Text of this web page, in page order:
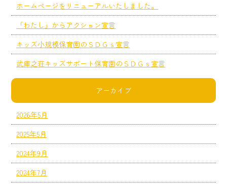
ホームページをリニューアルいたしました。
「わたし」からアクション宣言
キッズ小規模保育園のＳＤＧｓ宣言
武庫之荘キッズサポート保育園のＳＤＧｓ宣言
アーカイブ
2026年5月
2025年5月
2024年9月
2024年7月